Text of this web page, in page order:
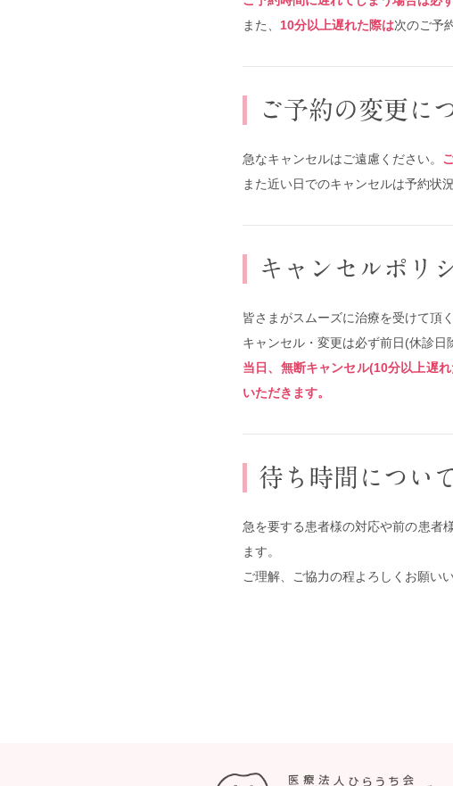
また、 10分以上遅れた際は次のご予
ご予約の変更に
急なキャンセルはご遠慮ください。
また近い日でのキャンセルは予約状
キャンセルポリ
皆さまがスムーズに治療を受けて頂
キャンセル・変更は必ず前日(休診日
当日、無断キャンセル(10分以上遅
いただきます。
待ち時間につい
急を要する患者様の対応や前の患者
ます。
ご理解、ご協力の程よろしくお願い